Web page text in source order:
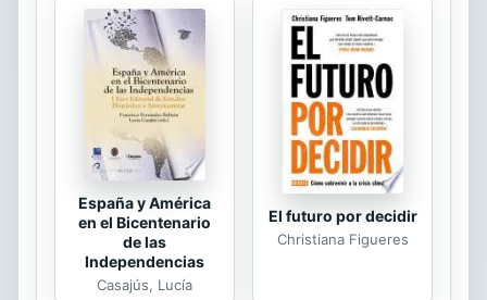
España y América
en el Bicentenario
de las
Independencias
Casajús, Lucía
El futuro por decidir
Christiana Figueres